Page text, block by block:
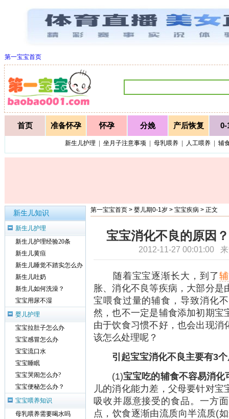
第一宝宝首页
首页 准备怀孕 怀孕 分娩 产后恢复 0-
新生儿护理 坐月子注意事项 母乳喂养 人工喂养 辅
第一宝宝首页 > 婴儿期0-1岁 > 宝宝疾病 > 正文
宝宝消化不良的原因
2012-11-27 00:01:00
随着宝宝逐渐长大，到了
胀、消化不良等疾病，大部分
宝喂食过量的辅食，导致消化
然，也不一定是辅食添加初期宝
由于饮食习惯不好，也会出现消
该怎么处理呢？
引起宝宝消化不良主要有3个
(1)宝宝吃的辅食不容易消
儿的消化能力差，父母要针对
吸收并愿意接受的食品。一方
点，饮食逐渐由流质向半流质(
新生儿知识
新生儿护理
新生儿护理经验20条
新生儿黄疸
新生儿睡觉不踏实怎么办
新生儿吐奶
新生儿如何洗澡？
宝宝用尿不湿
婴儿护理
宝宝拉肚子怎么办
宝宝感冒怎么办
宝宝流口水
宝宝睡眠
宝宝哭闹怎么办?
宝宝便秘怎么办？
宝宝喂养知识
母乳喂养需要喝水吗